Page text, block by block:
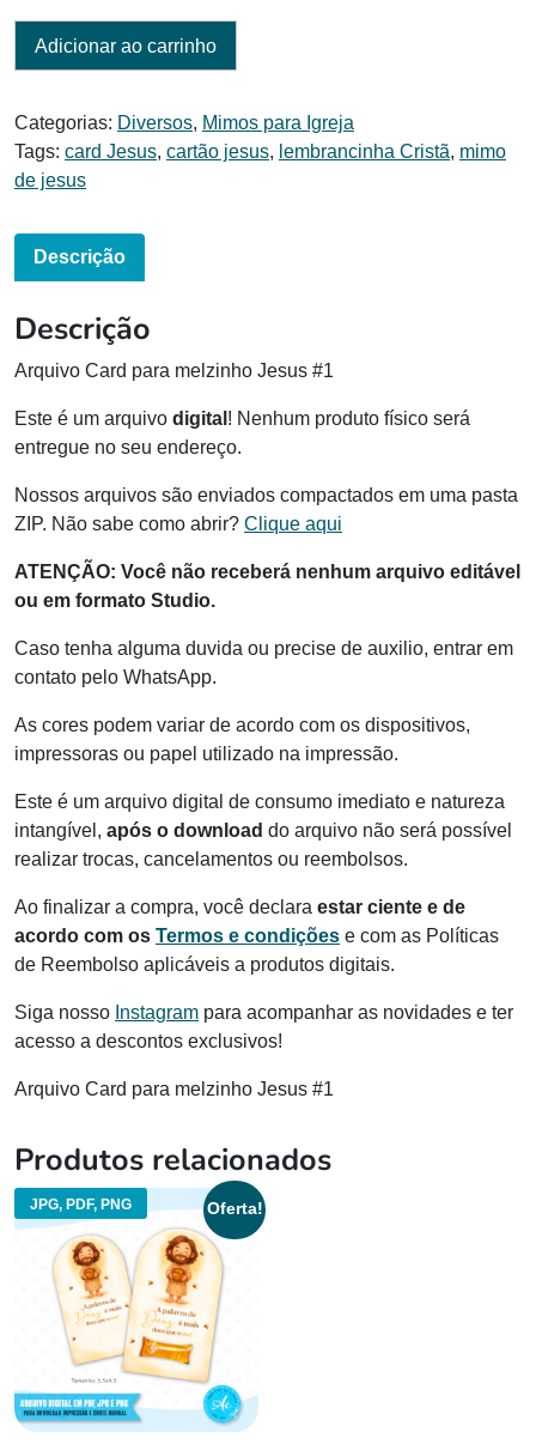
Adicionar ao carrinho
Categorias: Diversos, Mimos para Igreja
Tags: card Jesus, cartão jesus, lembrancinha Cristã, mimo
de jesus
Descrição
Descrição
Arquivo Card para melzinho Jesus #1
Este é um arquivo digital ! Nenhum produto físico será
entregue no seu endereço.
Nossos arquivos são enviados compactados em uma pasta
ZIP. Não sabe como abrir? Clique aqui
ATENÇÃO: Você não receberá nenhum arquivo editável
ou em formato Studio.
Caso tenha alguma duvida ou precise de auxilio, entrar em
contato pelo WhatsApp.
As cores podem variar de acordo com os dispositivos,
impressoras ou papel utilizado na impressão.
Este é um arquivo digital de consumo imediato e natureza
intangível, após o download do arquivo não será possível
realizar trocas, cancelamentos ou reembolsos.
Ao finalizar a compra, você declara estar ciente e de
acordo com os Termos e condições e com as Políticas
de Reembolso aplicáveis a produtos digitais.
Siga nosso Instagram para acompanhar as novidades e ter
acesso a descontos exclusivos!
Arquivo Card para melzinho Jesus #1
Produtos relacionados
JPG, PDF, PNG Oferta!